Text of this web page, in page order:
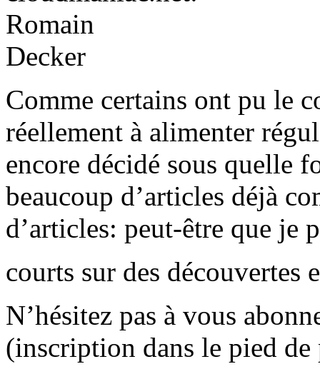
Comme certains ont pu le
réellement à alimenter
encore décidé sous quelle
beaucoup d’articles déjà
d’articles: peut-être que je
courts sur des
N’hésitez pas à vous
(inscription dans le pied de